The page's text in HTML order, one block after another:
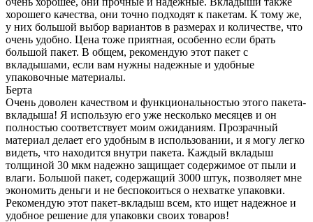
хорошего качества, они точно подходят к пакетам. К тому же,
у них большой выбор вариантов в размерах и количестве, что
очень удобно. Цена тоже приятная, особенно если брать
большой пакет. В общем, рекомендую этот пакет с
вкладышами, если вам нужны надежные и удобные
упаковочные материалы.
Берта
Очень доволен качеством и функциональностью этого пакета-
вкладыша! Я использую его уже несколько месяцев и он
полностью соответствует моим ожиданиям. Прозрачный
материал делает его удобным в использовании, и я могу легко
видеть, что находится внутри пакета. Каждый вкладыш
толщиной 30 мкм надежно защищает содержимое от пыли и
влаги. Большой пакет, содержащий 3000 штук, позволяет мне
экономить деньги и не беспокоиться о нехватке упаковки.
Рекомендую этот пакет-вкладыш всем, кто ищет надежное и
удобное решение для упаковки своих товаров!